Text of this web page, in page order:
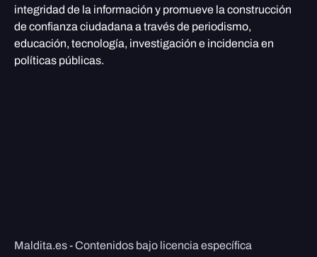
integridad de la información y promueve la construcción
de confianza ciudadana a través de periodismo,
educación, tecnología, investigación e incidencia en
políticas públicas.
Maldita.es - Contenidos bajo licencia específica